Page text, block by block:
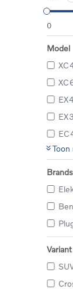
0
Model
Toon
Variant